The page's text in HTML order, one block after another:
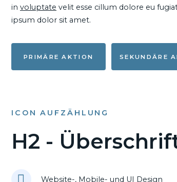
in voluptate velit esse cillum dolore eu
ipsum dolor sit amet.
PRIMÄRE AKTION SEKUNDÄRE
ICON AUFZÄHLUNG
H2 -
Website-, Mobile- und UI Design